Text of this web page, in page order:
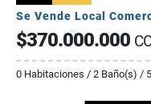
Se Vende Local
$370.000.000
0 Habitaciones / 2 Baño(s) /